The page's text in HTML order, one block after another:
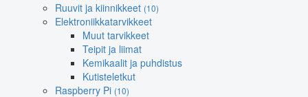
Ruuvit ja kiinnikkeet (10)
Elektroniikkatarvikkeet
Muut tarvikkeet
Teipit ja liimat
Kemikaalit ja puhdistus
Kutisteletkut
Raspberry Pi (10)